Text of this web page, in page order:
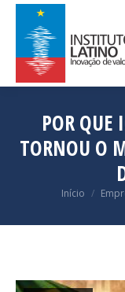
POR QUE
TORNOU O
Você está
Início